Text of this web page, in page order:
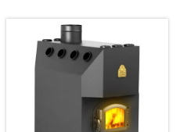
можно
на
товара.